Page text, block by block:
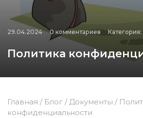
29.04.2024 0 комментариев Категория:
Политика
Главная / Блог / Документы /
конфиденциальности